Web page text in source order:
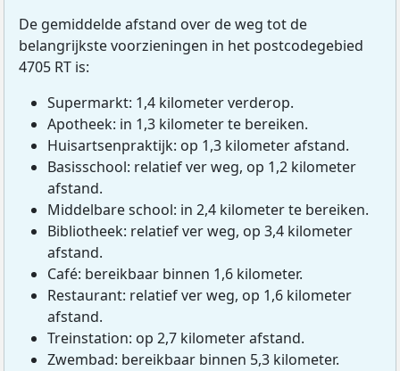
De gemiddelde afstand over de weg tot de
belangrijkste voorzieningen in het postcodegebied
4705 RT is:
Supermarkt: 1,4 kilometer verderop.
Apotheek: in 1,3 kilometer te bereiken.
Huisartsenpraktijk: op 1,3 kilometer afstand.
Basisschool: relatief ver weg, op 1,2 kilometer
afstand.
Middelbare school: in 2,4 kilometer te bereiken.
Bibliotheek: relatief ver weg, op 3,4 kilometer
afstand.
Café: bereikbaar binnen 1,6 kilometer.
Restaurant: relatief ver weg, op 1,6 kilometer
afstand.
Treinstation: op 2,7 kilometer afstand.
Zwembad: bereikbaar binnen 5,3 kilometer.